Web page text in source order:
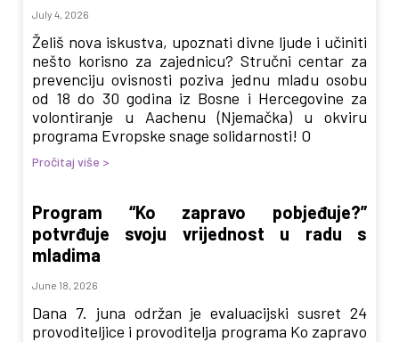
July 4, 2026
Želiš nova iskustva, upoznati divne ljude i učiniti
nešto korisno za zajednicu? Stručni centar za
prevenciju ovisnosti poziva jednu mladu osobu
od 18 do 30 godina iz Bosne i Hercegovine za
volontiranje u Aachenu (Njemačka) u okviru
programa Evropske snage solidarnosti! O
Pročitaj više >
Program “Ko zapravo pobjeđuje?”
potvrđuje svoju vrijednost u radu s
mladima
June 18, 2026
Dana 7. juna održan je evaluacijski susret 24
provoditeljice i provoditelja programa Ko zapravo